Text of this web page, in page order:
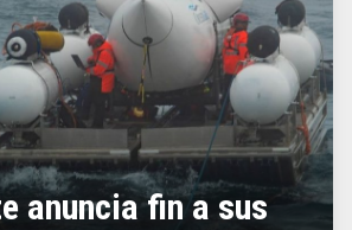
anuncia fin a sus